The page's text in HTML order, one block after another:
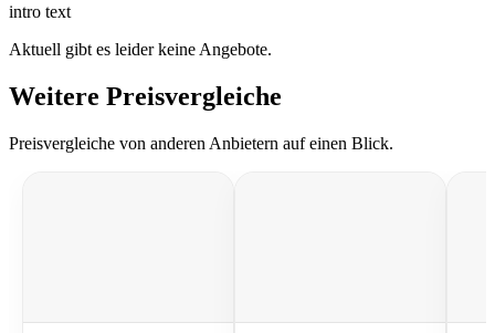
intro text
Aktuell gibt es leider keine Angebote.
Weitere Preisvergleiche
Preisvergleiche von anderen Anbietern auf einen Blick.